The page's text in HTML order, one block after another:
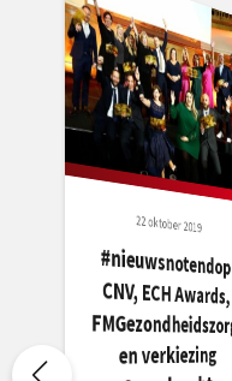
22 oktober 2019
#nieuwsnotendop
CNV, ECH Awards,
FMGezondheidszorg
en verkiezing